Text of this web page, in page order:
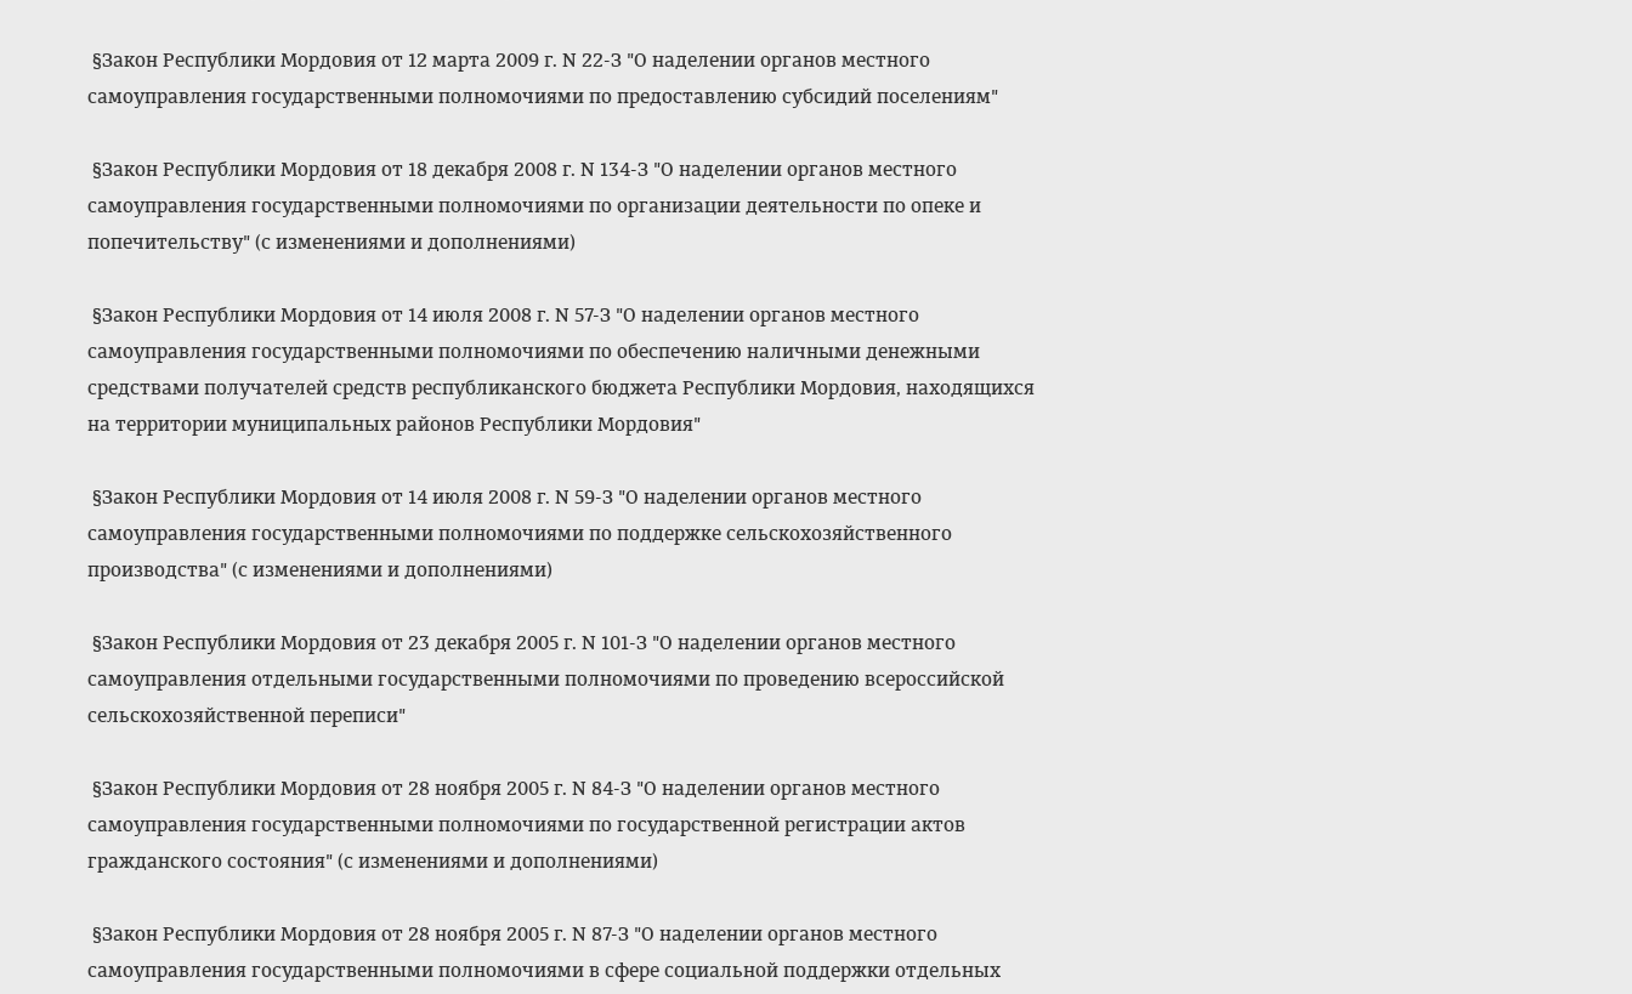
§Закон Республики Мордовия от 12 марта 2009 г. N 22-З "О наделении органов местного
самоуправления государственными полномочиями по предоставлению субсидий поселениям"
§Закон Республики Мордовия от 18 декабря 2008 г. N 134-З "О наделении органов местного
самоуправления государственными полномочиями по организации деятельности по опеке и
попечительству" (с изменениями и дополнениями)
§Закон Республики Мордовия от 14 июля 2008 г. N 57-З "О наделении органов местного
самоуправления государственными полномочиями по обеспечению наличными денежными
средствами получателей средств республиканского бюджета Республики Мордовия, находящихся
на территории муниципальных районов Республики Мордовия"
§Закон Республики Мордовия от 14 июля 2008 г. N 59-З "О наделении органов местного
самоуправления государственными полномочиями по поддержке сельскохозяйственного
производства" (с изменениями и дополнениями)
§Закон Республики Мордовия от 23 декабря 2005 г. N 101-З "О наделении органов местного
самоуправления отдельными государственными полномочиями по проведению всероссийской
сельскохозяйственной переписи"
§Закон Республики Мордовия от 28 ноября 2005 г. N 84-З "О наделении органов местного
самоуправления государственными полномочиями по государственной регистрации актов
гражданского состояния" (с изменениями и дополнениями)
§Закон Республики Мордовия от 28 ноября 2005 г. N 87-З "О наделении органов местного
самоуправления государственными полномочиями в сфере социальной поддержки отдельных